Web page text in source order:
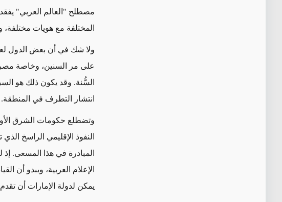
مصطلح "العالم العربي"
المختلفة مع هويات
ولا شك في أن بعض الدول
على مر السنين، وخاصة مصر
السُّنة. وقد يكون ذلك هو
انتشار التطرف في
وتضطلع حكومات الشرق
النفوذ الإقليمي الراسخ
المبادرة في هذا المسعى.
الإعلام العربية، ويبدو أن
يمكن لدولة الإمارات أن